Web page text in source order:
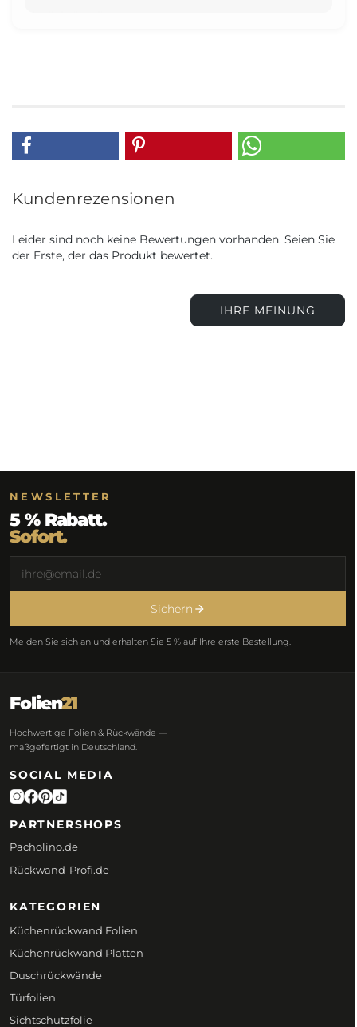
Kundenrezensionen
Leider sind noch keine Bewertungen vorhanden. Seien Sie
der Erste, der das Produkt bewertet.
IHRE MEINUNG
NEWSLETTER
5 % Rabatt.
Sofort.
Sichern
Melden Sie sich an und erhalten Sie 5 % auf Ihre erste Bestellung.
Folien21
Hochwertige Folien & Rückwände —
maßgefertigt in Deutschland.
SOCIAL MEDIA
PARTNERSHOPS
Pacholino.de
Rückwand-Profi.de
KATEGORIEN
Küchenrückwand Folien
Küchenrückwand Platten
Duschrückwände
Türfolien
Sichtschutzfolie